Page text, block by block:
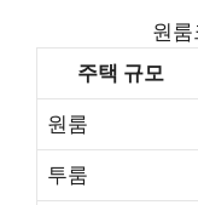
원
주택 규모
원룸
투룸